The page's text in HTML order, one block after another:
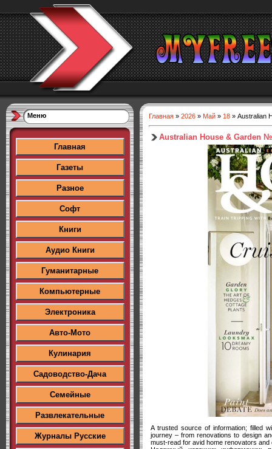
Меню
Главная
Газеты
Разное
Софт
Книги
Аудио Книги
Гуманитарные
Компьютерные
Электроника
Авто-Мото
Кулинария
Садоводство-Дача
Семейные
Развлекательные
Журналы Русские
Главная » 2026 » Май » 18 » Australian
Australian House & Garden
A trusted source of information; filled
journey – from renovations to design
must-read for avid home renovators and